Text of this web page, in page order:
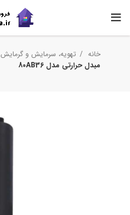
خانه تهویه، سرمایش و گرمایش
مبدل حرارتی مدل 80AB36